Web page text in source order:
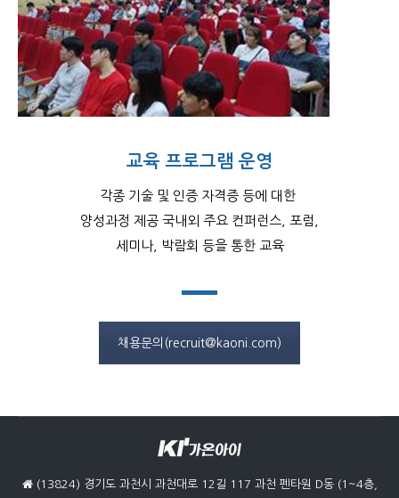
교육 프로그램 운영
각종 기술 및 인증 자격증 등에 대한
양성과정 제공 국내외 주요 컨퍼런스, 포럼,
세미나, 박람회 등을 통한 교육
채용문의(recruit@kaoni.com)
(13824) 경기도 과천시 과천대로 12길 117 과천 펜타원 D동 (1~4층,